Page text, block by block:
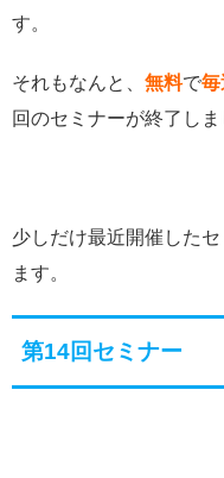
す。
それもなんと、 無料で毎
回のセミナーが終了しま
少しだけ最近開催した
ます。
第14回セミナー